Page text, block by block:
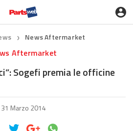
❯ News Aftermarket
Aftermarket
Sogefi premia le officine
31 Marzo 2014